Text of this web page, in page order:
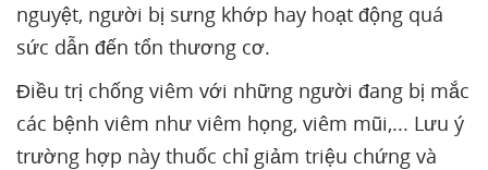
nguyệt, người bị sưng khớp hay hoạt động quá
sức dẫn đến tổn thương cơ.
Điều trị chống viêm với những người đang bị mắc
các bệnh viêm như viêm họng, viêm mũi,... Lưu ý
trường hợp này thuốc chỉ giảm triệu chứng và